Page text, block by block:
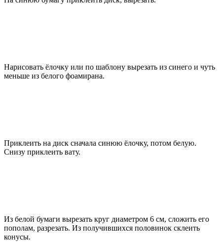
Нарисовать ёлочку или по шаблону вырезать из синего и чуть
меньше из белого фоамирана.
Приклеить на диск сначала синюю ёлочку, потом белую.
Снизу приклеить вату.
Из белой бумаги вырезать круг диаметром 6 см, сложить его
пополам, разрезать. Из получившихся половинок склеить
конусы.